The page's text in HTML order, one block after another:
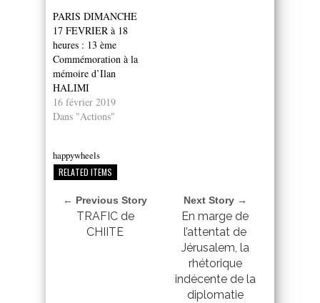
PARIS DIMANCHE
17 FEVRIER à 18
heures : 13 ème
Commémoration à la
mémoire d’Ilan
HALIMI
16 février 2019
Dans "Actions"
happywheels
RELATED ITEMS
← Previous Story
TRAFIC de
CHIITE
Next Story →
En marge de
l’attentat de
Jérusalem, la
rhétorique
indécente de la
diplomatie